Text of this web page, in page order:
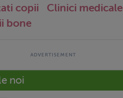
copii
Clinici medicale
bone
noi